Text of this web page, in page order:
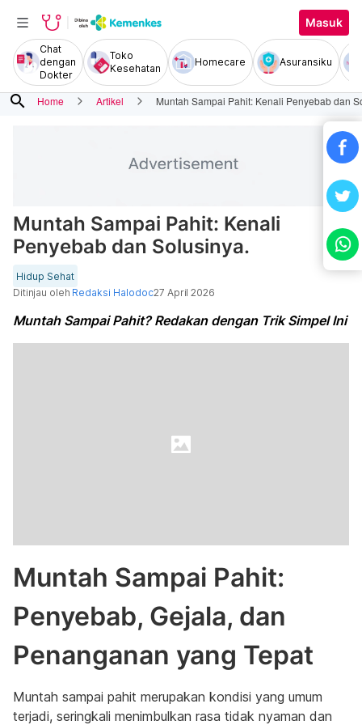
Masuk
Chat
dengan
Dokter
Toko
Kesehatan
Homecare Asuransiku
search Home Artikel Muntah Sampai Pahit: Kenali Penyebab dan
Muntah Sampai Pahit: Kenali
Penyebab dan Solusinya.
Hidup Sehat
Ditinjau oleh Redaksi Halodoc27 April 2026
Muntah Sampai Pahit? Redakan dengan Trik Simpel Ini
Muntah Sampai Pahit:
Penyebab, Gejala, dan
Penanganan yang Tepat
Muntah sampai pahit merupakan kondisi yang umum
terjadi, seringkali menimbulkan rasa tidak nyaman dan